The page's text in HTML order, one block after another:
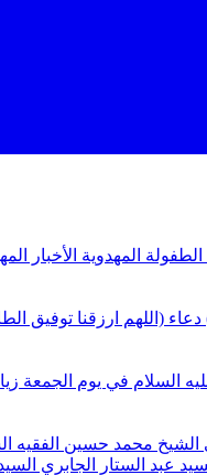
الطفولة المهدوية الأخبار
دعاء (اللهم ارزقنا توفيق
السلام في يوم الجمعة
الشيخ محمد حسين الفقيه
عبد الستار الجابري